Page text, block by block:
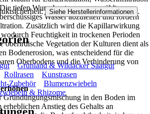
tiefen Wurzelsysteme ausgewählter
Wasser abzuleiten und fördern
Zusätzlich wird die Kapillarwirkung
wodurch Feuchtigkeit in trockenen Perioden
oberirdische Vegetation der Kulturen dient als
Bodenerosion, was entscheidend für die
Oberbodens und die Verhinderung von
Gründüngungsmischung in den Boden im
Anstieg des Gehalts an
Siehe Herstellerinformationen .
Grünland & Wildacker Saatgut
Rollrasen
Kunstrasen
Zubehör
Blumenzwiebeln
& Rhizome